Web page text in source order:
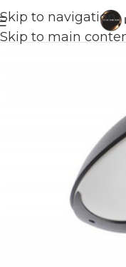
Skip to navigation
Skip to main